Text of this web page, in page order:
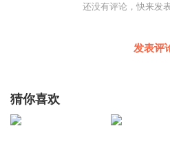
还没有评论，快来发
发表评
猜你喜欢